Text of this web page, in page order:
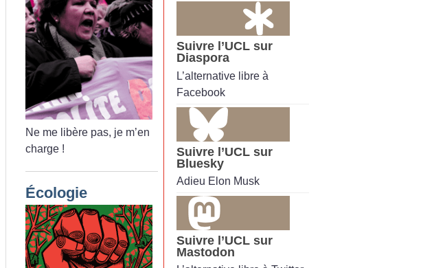
Ne me libère pas, je m’en
charge !
Écologie
Suivre l’UCL sur
Diaspora
L’alternative libre à
Facebook
Suivre l’UCL sur
Bluesky
Adieu Elon Musk
Suivre l’UCL sur
Mastodon